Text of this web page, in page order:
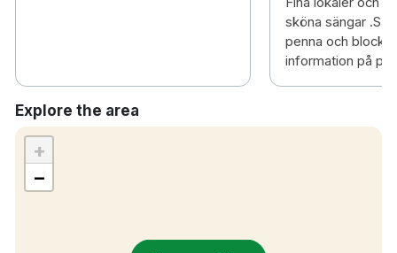
sköna sängar
penna och block
information på
Explore the area
+
−